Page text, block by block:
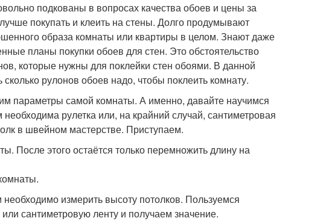
подкованы в вопросах качества обоев и цены за
покупать и клеить на стены. Долго продумывают
образа комнаты или квартиры в целом. Знают даже
планы покупки обоев для стен. Это обстоятельство
которые нужны для поклейки стен обоями. В данной
рулонов обоев надо, чтобы поклеить комнату.
параметры самой комнаты. А именно, давайте научимся
рулетка или, на крайний случай, сантиметровая
в швейном мастерстве. Приступаем.
После этого остаётся только перемножить длину на
измерить высоту потолков. Пользуемся
сантиметровую ленту и получаем значение.